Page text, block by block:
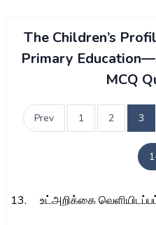
The Children’s
Primary
MCQ
Prev 1 2 3
13. உட்அறிக்கை